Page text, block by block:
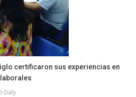
certificaron sus experiencias en
Daly